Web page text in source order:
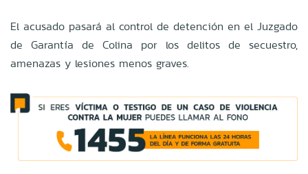
El acusado pasará al control de detención en el Juzgado
de Garantía de Colina por los delitos de secuestro,
amenazas y lesiones menos graves.